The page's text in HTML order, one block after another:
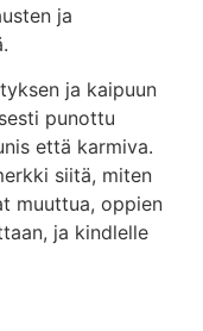
ja
ja kaipuun
punottu
että karmiva.
siitä, miten
muuttua, oppien
ja kindlelle